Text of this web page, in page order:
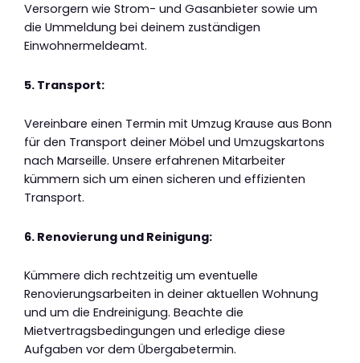
Versorgern wie Strom- und Gasanbieter sowie um
die Ummeldung bei deinem zuständigen
Einwohnermeldeamt.
5. Transport:
Vereinbare einen Termin mit Umzug Krause aus Bonn
für den Transport deiner Möbel und Umzugskartons
nach Marseille. Unsere erfahrenen Mitarbeiter
kümmern sich um einen sicheren und effizienten
Transport.
6. Renovierung und Reinigung:
Kümmere dich rechtzeitig um eventuelle
Renovierungsarbeiten in deiner aktuellen Wohnung
und um die Endreinigung. Beachte die
Mietvertragsbedingungen und erledige diese
Aufgaben vor dem Übergabetermin.